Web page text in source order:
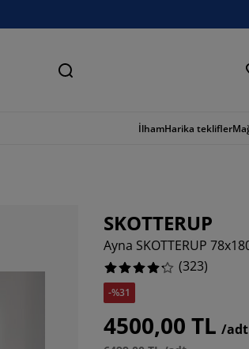
Ara
İlhamHarika teklifler
SKOTTERUP
Ayna SKOTTERUP
(323)
-%31
4500,00 TL /adt